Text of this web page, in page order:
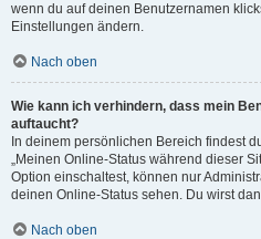
wenn du auf deinen Benutzernamen
Einstellungen ändern.
Nach oben
Wie kann ich verhindern, dass mein
auftaucht?
In deinem persönlichen Bereich findest
„Meinen Online-Status während dieser
Option einschaltest, können nur
deinen Online-Status sehen. Du wirst
Nach oben